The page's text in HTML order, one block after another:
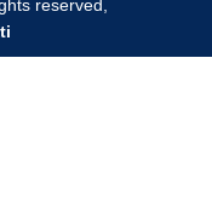
reserved,